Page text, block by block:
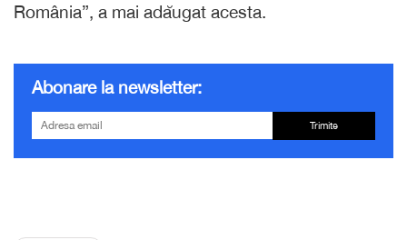
România”, a mai adăugat acesta.
Abonare la newsletter:
Trimite